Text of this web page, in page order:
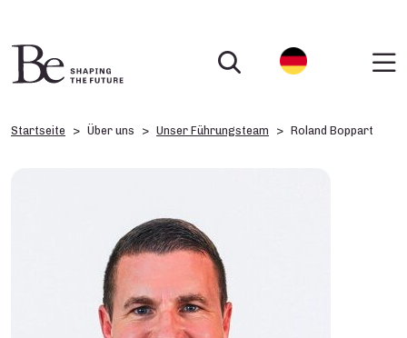
Startseite Über uns Unser Führungsteam Roland Boppart